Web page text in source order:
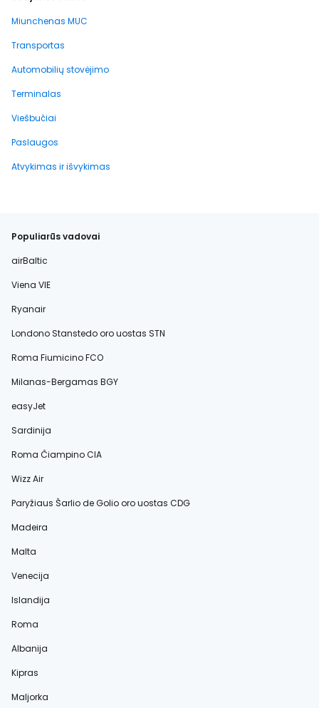
Miunchenas MUC
Transportas
Automobilių stovėjimo
Terminalas
Viešbučiai
Paslaugos
Atvykimas ir išvykimas
Populiarūs vadovai
airBaltic
Viena VIE
Ryanair
Londono Stanstedo oro uostas STN
Roma Fiumicino FCO
Milanas-Bergamas BGY
easyJet
Sardinija
Roma Čiampino CIA
Wizz Air
Paryžiaus Šarlio de Golio oro uostas CDG
Madeira
Malta
Venecija
Islandija
Roma
Albanija
Kipras
Maljorka